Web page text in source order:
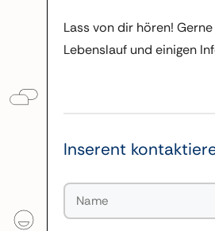
Lass von dir hören!
Lebenslauf und einigen
Inserent